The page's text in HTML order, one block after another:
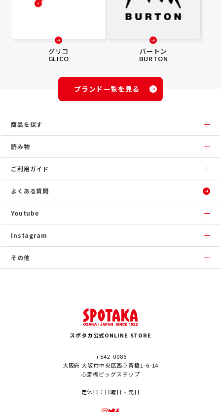
グリコ
GLICO
バートン
BURTON
ブランド一覧を見る
商品を探す
読み物
ご利用ガイド
よくある質問
Youtube
Instagram
その他
スポタカ公式ONLINE STORE
〒542-0086
大阪府 大阪市中央区西心斎橋1-6-14
心斎橋ビッグステップ
定休日：日曜日・元日